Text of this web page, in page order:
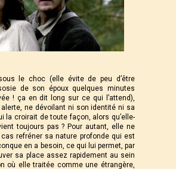
le choc (elle évite de peu d’être
de son époux quelques minutes
! ça en dit long sur ce qui l’attend),
ne dévoilant ni son identité ni sa
la croirait de toute façon, alors qu’elle-
toujours pas ? Pour autant, elle ne
refréner sa nature profonde qui est
en a besoin, ce qui lui permet, par
sa place assez rapidement au sein
où elle traitée comme une étrangère,